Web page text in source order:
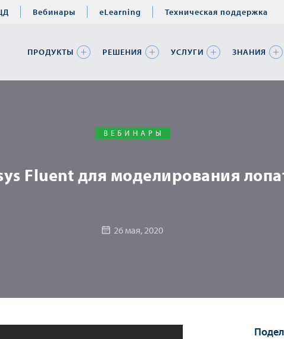
Вебинары eLearning Техническая поддержка
ПРОДУКТЫ РЕШЕНИЯ УСЛУГИ ЗНАНИЯ
ВЕБИНАРЫ
Fluent для моделирования
26 мая, 2020